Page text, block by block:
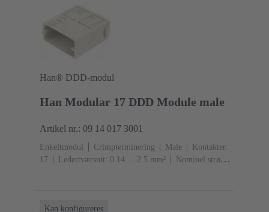
Han® DDD-modul
Han Modular 17 DDD Module male
Artikel nr.: 09 14 017 3001
Enkeltmodul Crimpterminering Male
Kontakter:
17
Ledertværsnit: 0.14 ... 2.5 mm²
Nominel strøm:
Kan konfigureres